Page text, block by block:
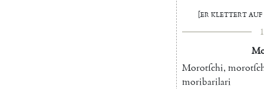
[Erklettertauf
Morotſchi,
moribarilari